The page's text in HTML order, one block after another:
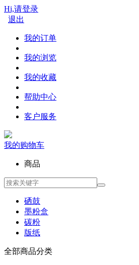
Hi,请登录
退出
我的订单
我的浏览
我的收藏
帮助中心
客户服务
我的购物车
商品
硒鼓
墨粉盒
碳粉
版纸
全部商品分类